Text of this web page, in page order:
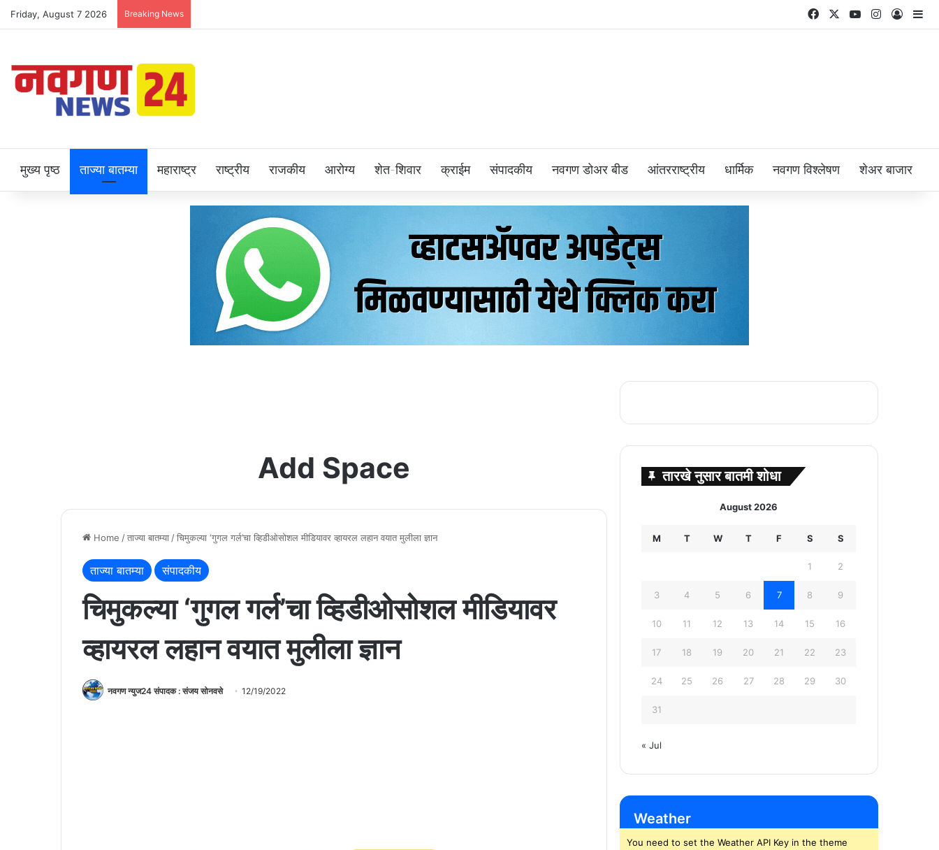
Friday, August 7 2026 Breaking News FacebookYouTubeInstagram
Log In
मुख्य पृष्ठ ताज्या बातम्या महाराष्ट्र राष्ट्रीय राजकीय आरोग्य शेत-शिवार क्राईम संपादकीय नवगण डोअर बीड आंतरराष्ट्रीय धार्मिक नवगण विश्लेषण शेअर बाजार
Add Space
Home /ताज्या बातम्या /चिमुकल्या ‘गुगल गर्ल’चा व्हिडीओसोशल मीडियावर व्हायरल लहान वयात मुलीला ज्ञान
ताज्या बातम्या संपादकीय
चिमुकल्या ‘गुगल गर्ल’चा व्हिडीओसोशल मीडियावर
व्हायरल लहान वयात मुलीला ज्ञान
नवगण न्युज24 संपादक : संजय सोनवसे 12/19/2022
तारखे नुसार बातमी शोधा
August 2026
M T W T F S S
1 2
3 4 5 6 7 8 9
10 11 12 13 14 15 16
17 18 19 20 21 22 23
24 25 26 27 28 29 30
31
« Jul
Weather
You need to set the Weather API Key in the theme